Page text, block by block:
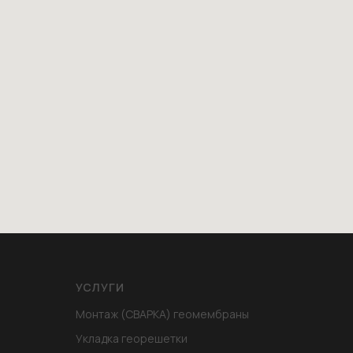
УСЛУГИ
Монтаж (СВАРКА) геомембраны
Укладка георешетки